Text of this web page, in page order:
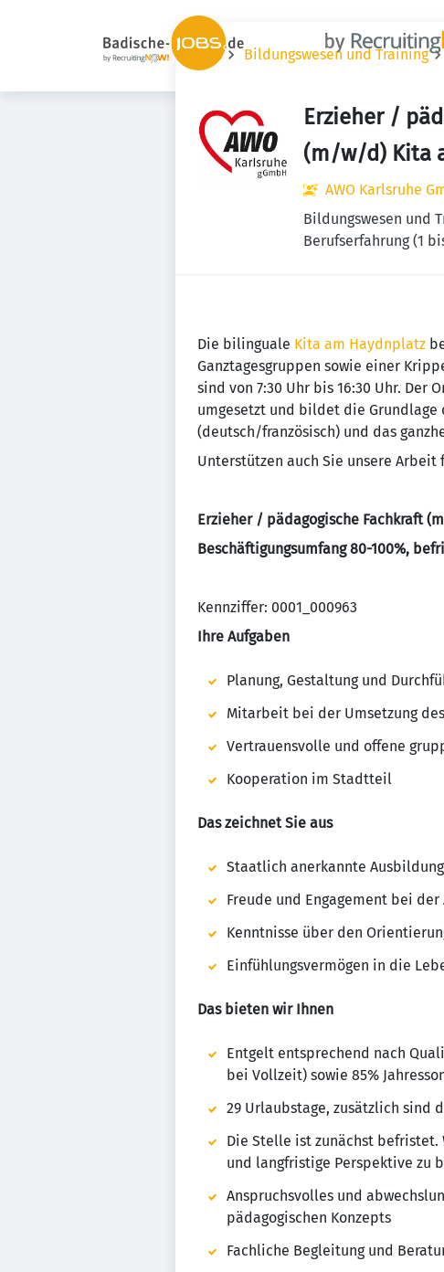
Jobs Bildungswesen und Training
Erzieher /
(m/w/d) Kita
AWO Karlsruhe
Bildungswesen und
Berufserfahrung (1
Die bilinguale Kita am Haydnplatz
Ganztagesgruppen sowie einer
sind von 7:30 Uhr bis 16:30 Uhr.
umgesetzt und bildet die
(deutsch/französisch) und das
Unterstützen auch Sie unsere Arbeit
Erzieher / pädagogische Fachkraft
Beschäftigungsumfang 80-100%,
Kennziffer: 0001_000963
Ihre Aufgaben
Planung, Gestaltung und
Mitarbeit bei der Umsetzung
Vertrauensvolle und offene
Kooperation im Stadtteil
Das zeichnet Sie aus
Staatlich anerkannte
Freude und Engagement bei
Kenntnisse über den
Einfühlungsvermögen in die
Das bieten wir Ihnen
Entgelt entsprechend nach
bei Vollzeit) sowie 85%
29 Urlaubstage, zusätzlich sind
Die Stelle ist zunächst
und langfristige Perspektive zu
Anspruchsvolles und
pädagogischen Konzepts
Fachliche Begleitung und